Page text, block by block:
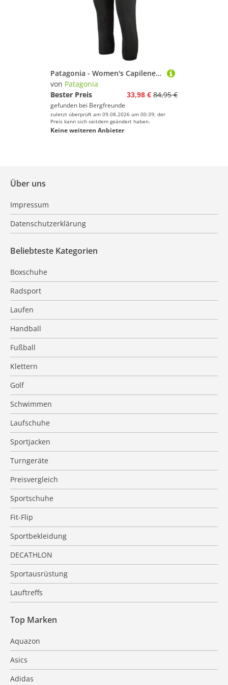
Patagonia - Women's Capilene ThermWgt Boot Length Bottoms - Kunstfaserunterwäsche Gr XL schwarz
von Patagonia
Bester Preis
33,98 € 84,95 €
gefunden bei Bergfreunde
zuletzt überprüft am 09.08.2026 um 00:39; der
Preis kann sich seitdem geändert haben.
Keine weiteren Anbieter
Über uns
Impressum
Datenschutzerklärung
Beliebteste Kategorien
Boxschuhe
Radsport
Laufen
Handball
Fußball
Klettern
Golf
Schwimmen
Laufschuhe
Sportjacken
Turngeräte
Preisvergleich
Sportschuhe
Fit-Flip
Sportbekleidung
DECATHLON
Sportausrüstung
Lauftreffs
Top Marken
Aquazon
Asics
Adidas